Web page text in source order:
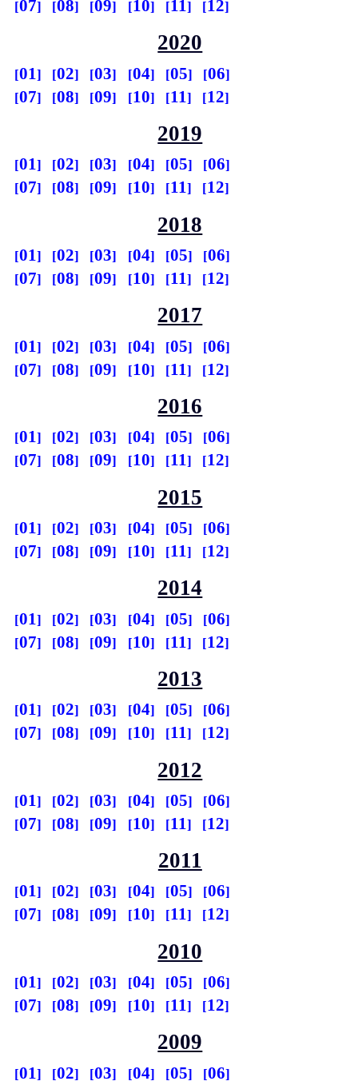
07 08 09 10 11 12
2020
01 02 03 04 05
06
07
08 09 10 11 12
2019
01 02 03 04 05
06
07
08 09 10 11 12
2018
01 02 03 04 05
06
07
08 09 10 11 12
2017
01 02 03 04 05
06
07
08 09 10 11 12
2016
01 02 03 04 05
06
07
08 09 10 11 12
2015
01 02 03 04 05
06
07
08 09 10 11 12
2014
01 02 03 04 05
06
07
08 09 10 11 12
2013
01 02 03 04 05
06
07
08 09 10 11 12
2012
01 02 03 04 05
06
07
08 09 10 11 12
2011
01 02 03 04 05
06
07
08 09 10 11 12
2010
01 02 03 04 05
06
07
08 09 10 11 12
2009
01 02 03 04 05
06